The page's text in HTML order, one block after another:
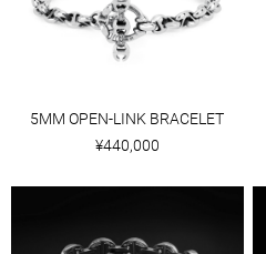
Leather Goods
5MM OPEN-LINK BRACELET
¥440,000